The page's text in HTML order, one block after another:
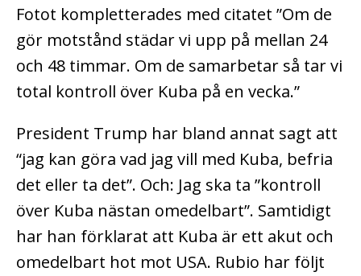
Fotot kompletterades med citatet ”Om de
gör motstånd städar vi upp på mellan 24
och 48 timmar. Om de samarbetar så tar vi
total kontroll över Kuba på en vecka.”
President Trump har bland annat sagt att
“jag kan göra vad jag vill med Kuba, befria
det eller ta det”. Och: Jag ska ta ”kontroll
över Kuba nästan omedelbart”. Samtidigt
har han förklarat att Kuba är ett akut och
omedelbart hot mot USA. Rubio har följt